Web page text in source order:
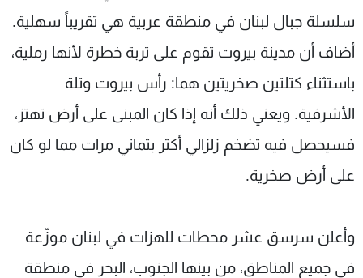
سلسلة جبال لبنان في منطقة عربية هي تقريباً سهلية.
أضاف أن مدينة بيروت تقوم على تربة خطرة لأنها رملية،
باستثناء كتلتين صخريتين هما: رأس بيروت وتلة
الأشرفية. ويعني ذلك أنه إذا كان المبنى على أرض تهتز،
فسيحصل فيه تضخم زلزالي أكثر بثماني مرات مما لو كان
على أرض صخرية.
وأعلن سرسق عشر محطات للهزات في لبنان موزّعة
في جميع المناطق، من بينها الجنوب، البحر في منطقة